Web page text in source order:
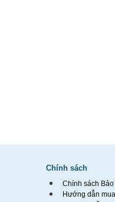
Chính sách
Chính sách
Hướng dẫn